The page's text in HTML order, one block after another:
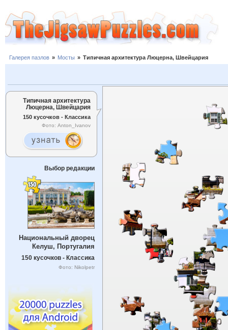
Галерея пазлов » Мосты » Типичная архитектура Люцерна, Швейцария
Типичная архитектура
Люцерна, Швейцария
150 кусочков - Классика
Фото: Anton_Ivanov
Выбор редакции
Национальный дворец
Келуш, Португалия
150 кусочков - Классика
Фото: Nikolpetr